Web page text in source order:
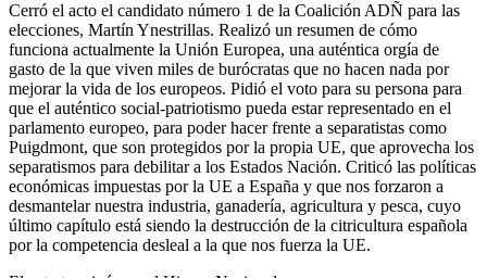
Cerró el acto el candidato número 1 de la Coalición ADÑ para las
elecciones, Martín Ynestrillas. Realizó un resumen de cómo
funciona actualmente la Unión Europea, una auténtica orgía de
gasto de la que viven miles de burócratas que no hacen nada por
mejorar la vida de los europeos. Pidió el voto para su persona para
que el auténtico social-patriotismo pueda estar representado en el
parlamento europeo, para poder hacer frente a separatistas como
Puigdmont, que son protegidos por la propia UE, que aprovecha los
separatismos para debilitar a los Estados Nación. Criticó las políticas
económicas impuestas por la UE a España y que nos forzaron a
desmantelar nuestra industria, ganadería, agricultura y pesca, cuyo
último capítulo está siendo la destrucción de la citricultura española
por la competencia desleal a la que nos fuerza la UE.